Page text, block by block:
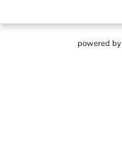
powered by